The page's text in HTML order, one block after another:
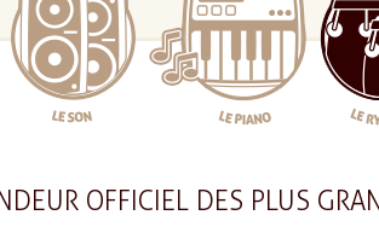
OFFICIEL DES PLUS